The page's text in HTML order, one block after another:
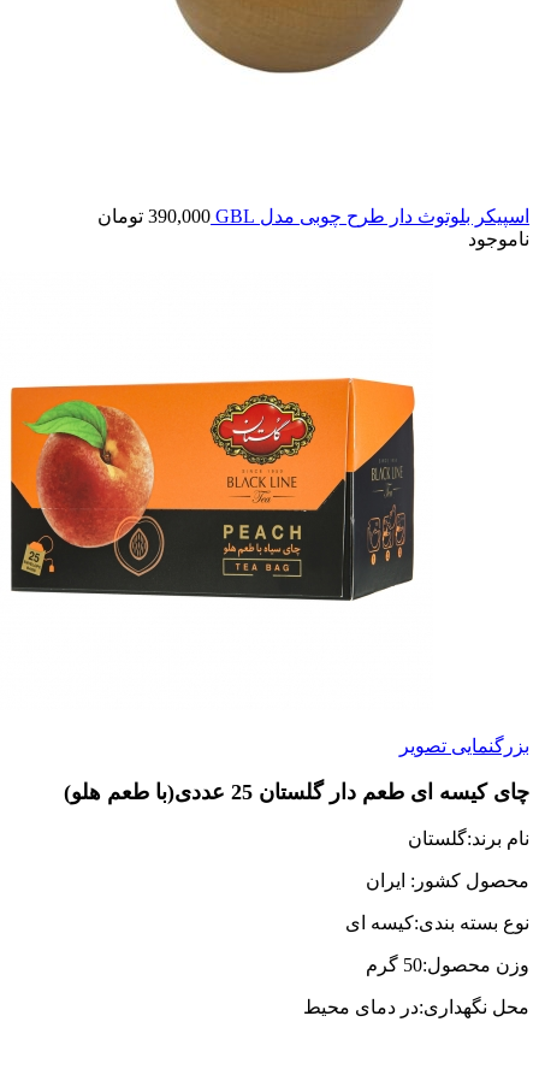
اسپیکر بلوتوث دار طرح چوبی مدل GBL 390,000 تومان
ناموجود
بزرگنمایی تصویر
چای کیسه ای طعم دار گلستان 25 عددی(با طعم هلو)
نام برند:گلستان
محصول کشور: ایران
نوع بسته بندی:کیسه ای
وزن محصول:50 گرم
محل نگهداری:در دمای محیط